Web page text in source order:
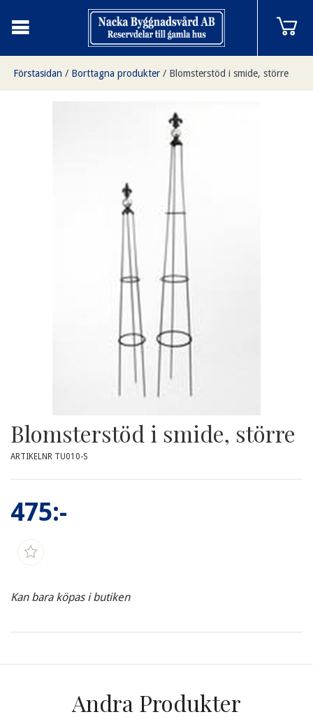
Förstasidan / Borttagna produkter / Blomsterstöd i smide, större
Blomsterstöd i smide, större
ARTIKELNR TU010-S
475:-
Kan bara köpas i butiken
Andra Produkter